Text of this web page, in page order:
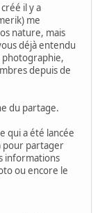
il y a
me
nature, mais
déjà entendu
photographie,
depuis de
du partage.
qui a été lancée
pour partager
informations
ou encore le